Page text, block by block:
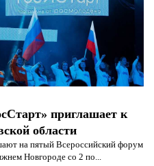
приглашает к
области
на пятый Всероссийский форум
Новгороде со 2 по...